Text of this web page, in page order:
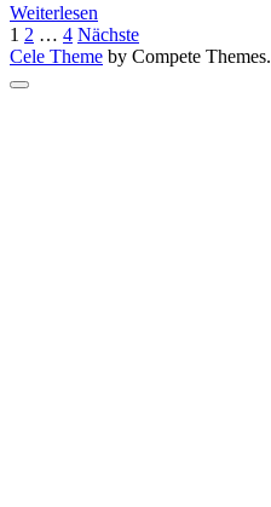
Weiterlesen
bei
der
Seitennummerierung
der
1 2 … 4 Nächste
Cele Theme by Compete Themes.
Scroll